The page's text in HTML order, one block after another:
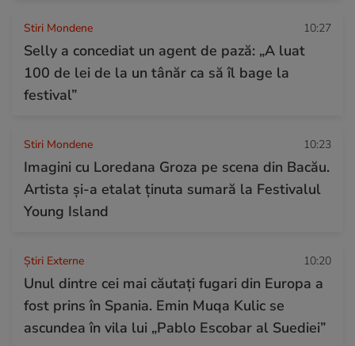
Stiri Mondene 10:27
Selly a concediat un agent de pază: „A luat
100 de lei de la un tânăr ca să îl bage la
festival”
Stiri Mondene 10:23
Imagini cu Loredana Groza pe scena din Bacău.
Artista și-a etalat ținuta sumară la Festivalul
Young Island
Știri Externe 10:20
Unul dintre cei mai căutați fugari din Europa a
fost prins în Spania. Emin Muqa Kulic se
ascundea în vila lui „Pablo Escobar al Suediei”